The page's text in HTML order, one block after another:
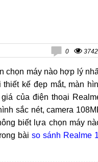
0 3742
chọn máy nào hợp lý
kế đẹp mắt, màn
của điện thoại
sắc nét, camera
biết lựa chọn máy
bàiso sánh Realme